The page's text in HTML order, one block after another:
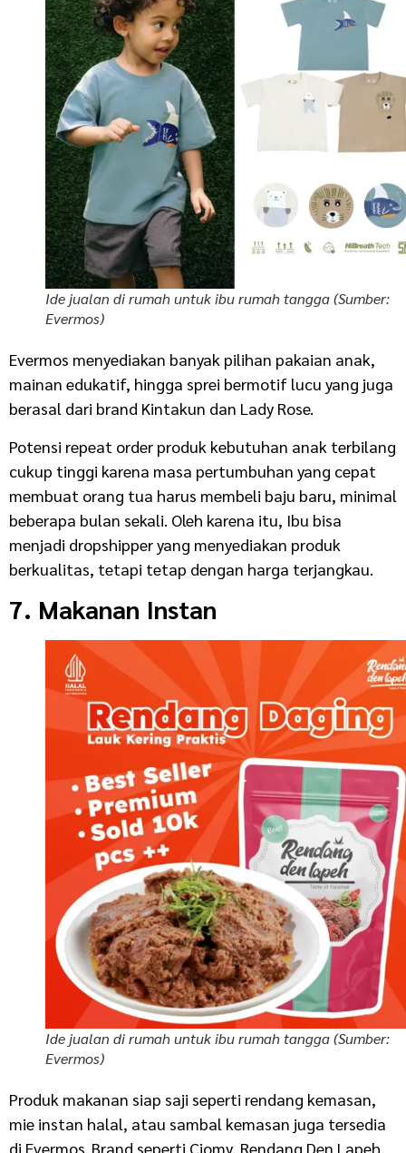
Ide jualan di rumah untuk ibu rumah tangga (Sumber:
Evermos)
Evermos menyediakan banyak pilihan pakaian anak,
mainan edukatif, hingga sprei bermotif lucu yang juga
berasal dari brand Kintakun dan Lady Rose.
Potensi repeat order produk kebutuhan anak terbilang
cukup tinggi karena masa pertumbuhan yang cepat
membuat orang tua harus membeli baju baru, minimal
beberapa bulan sekali. Oleh karena itu, Ibu bisa
menjadi dropshipper yang menyediakan produk
berkualitas, tetapi tetap dengan harga terjangkau.
7. Makanan Instan
Ide jualan di rumah untuk ibu rumah tangga (Sumber:
Evermos)
Produk makanan siap saji seperti rendang kemasan,
mie instan halal, atau sambal kemasan juga tersedia
di Evermos. Brand seperti Ciomy, Rendang Den Lapeh,